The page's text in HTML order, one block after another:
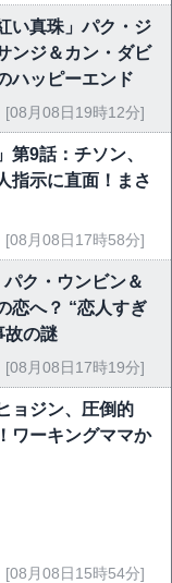
い真珠」パク・ジ
ンジ＆カン・ダビ
ハッピーエンド
[08月08日19時12分]
第9話：チソン、
指示に直面！まさ
[08月08日17時58分]
パク・ウンビン＆
恋へ？ “恋人すぎ
故の謎
[08月08日17時19分]
ョジン、圧倒的
ワーキングママか
[08月08日15時54分]